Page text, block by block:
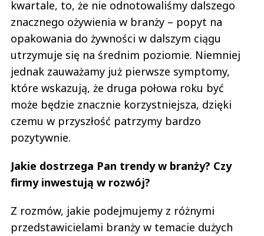
kwartale, to, że nie odnotowaliśmy dalszego
znacznego ożywienia w branży – popyt na
opakowania do żywności w dalszym ciągu
utrzymuje się na średnim poziomie. Niemniej
jednak zauważamy już pierwsze symptomy,
które wskazują, że druga połowa roku być
może będzie znacznie korzystniejsza, dzięki
czemu w przyszłość patrzymy bardzo
pozytywnie.
Jakie dostrzega Pan trendy w branży? Czy
firmy inwestują w rozwój?
Z rozmów, jakie podejmujemy z różnymi
przedstawicielami branży w temacie dużych